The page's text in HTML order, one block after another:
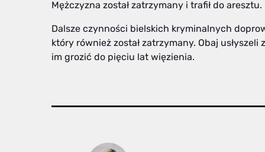
Mężczyzna został zatrzymany i trafił do aresztu.
Dalsze czynności bielskich kryminalnych
który również został zatrzymany. Obaj
im grozić do pięciu lat więzienia.